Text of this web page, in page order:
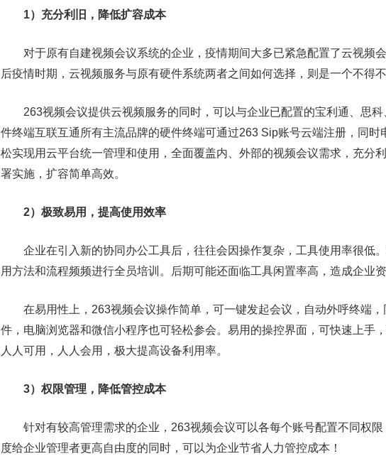
1）充分利旧，降低扩容成本
对于原有自建视频会议系统的企业，疫情期间大多已紧急配置了云视频
后疫情时期，云视频服务与原有硬件系统两者之间如何选择，则是一个不得不
263视频会议提供云视频服务的同时，可以与企业已配置的宝利通、思科
件终端互联互通所有主流品牌的硬件终端可通过263 Sip账号云端注册，同时
松实现用云平台统一管理和使用，全面覆盖内、外部的视频会议需求，充分
署实施，扩容简单高效。
2）极致易用，提高使用效率
企业在引入新的协同办公工具后，往往会因操作复杂，工具使用率很低
用方法和流程频频进行全员培训。后期可能还面临工具闲置率高，造成企业资
在易用性上，263视频会议操作简单，可一键发起会议，自动外呼终端，
件，电脑浏览器和微信小程序也可轻松参会。易用的操控界面，可快速上手
人人可用，人人会用，极大提高设备利用率。
3）权限管理，降低管控成本
针对有较高管理需求的企业，263视频会议可以各每个账号配置不同权限
度给企业管理者更高自由度的同时，可以为企业节省人力管控成本！